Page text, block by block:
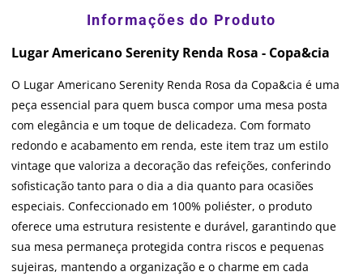
Lugar Americano Serenity Renda Rosa - Copa&cia
O Lugar Americano Serenity Renda Rosa da Copa&cia é uma
peça essencial para quem busca compor uma mesa posta
com elegância e um toque de delicadeza. Com formato
redondo e acabamento em renda, este item traz um estilo
vintage que valoriza a decoração das refeições, conferindo
sofisticação tanto para o dia a dia quanto para ocasiões
especiais. Confeccionado em 100% poliéster, o produto
oferece uma estrutura resistente e durável, garantindo que
sua mesa permaneça protegida contra riscos e pequenas
sujeiras, mantendo a organização e o charme em cada